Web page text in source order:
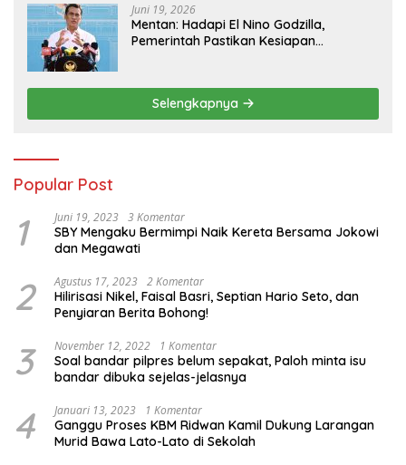
Juni 19, 2026
Mentan: Hadapi El Nino Godzilla,
Pemerintah Pastikan Kesiapan
Selengkapnya
Popular Post
1 Juni 19, 2023 3 Komentar
SBY Mengaku Bermimpi Naik Kereta Bersama Jokowi
dan Megawati
2 Agustus 17, 2023 2 Komentar
Hilirisasi Nikel, Faisal Basri, Septian Hario Seto, dan
Penyiaran Berita Bohong!
3 November 12, 2022 1 Komentar
Soal bandar pilpres belum sepakat, Paloh minta isu
bandar dibuka sejelas-jelasnya
4 Januari 13, 2023 1 Komentar
Ganggu Proses KBM Ridwan Kamil Dukung Larangan
Murid Bawa Lato-Lato di Sekolah